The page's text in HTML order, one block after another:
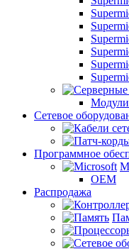
Модули
Сетевое
Программное
OEM
Распродажа